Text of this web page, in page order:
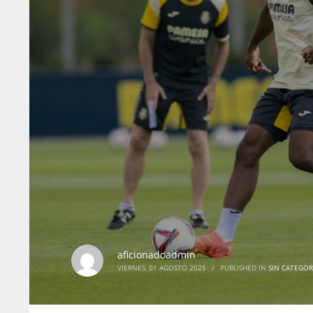
aficionadoadmin
VIERNES, 01 AGOSTO 2025 / PUBLISHED IN SIN